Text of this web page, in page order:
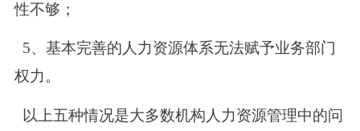
性不够；
5、基本完善的人力资源体系无法赋予业务部门
权力。
以上五种情况是大多数机构人力资源管理中的问